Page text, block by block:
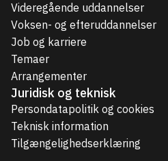
Videregående uddannelser
Voksen- og efteruddannelser
Job og karriere
Temaer
Arrangementer
Juridisk og teknisk
Persondatapolitik og cookies
Teknisk information
Tilgængelighedserklæring